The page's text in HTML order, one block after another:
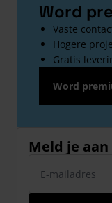
Word
Vaste
Hogere
Gratis
Word
Meld je